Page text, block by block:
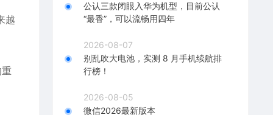
越
公认三款闭眼入华为机型，目前公认
“最香”，可以流畅用四年
2026-08-07
别乱吹大电池，实测 8 月手机续航排
行榜！
2026-08-05
微信2026最新版本